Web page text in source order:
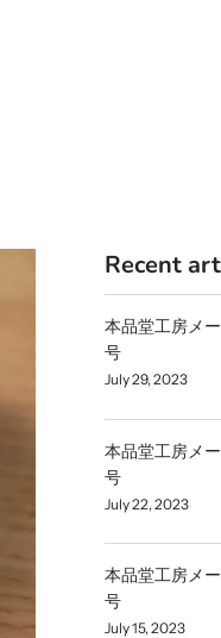
Recent
本品堂工房メ
号
July 29, 2023
本品堂工房メ
号
July 22, 2023
本品堂工房メ
号
July 15, 2023